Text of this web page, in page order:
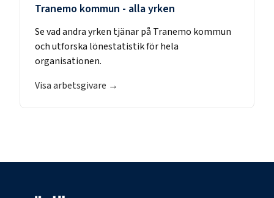
Tranemo kommun - alla yrken
Se vad andra yrken tjänar på Tranemo kommun
och utforska lönestatistik för hela
organisationen.
Visa arbetsgivare →